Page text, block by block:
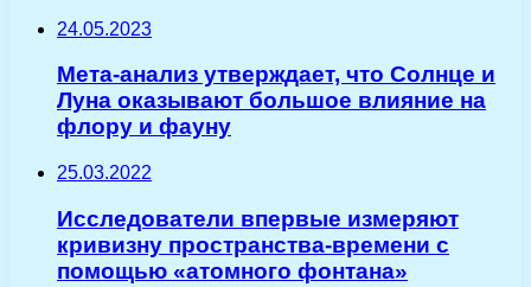
24.05.2023
Мета-анализ утверждает, что Солнце и
Луна оказывают большое влияние на
флору и фауну
25.03.2022
Исследователи впервые измеряют
кривизну пространства-времени с
помощью «атомного фонтана»